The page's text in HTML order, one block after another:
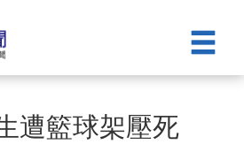
遭籃球架壓死